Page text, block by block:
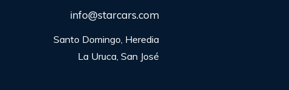
info@starcars.com
Santo Domingo, Heredia
La Uruca, San José